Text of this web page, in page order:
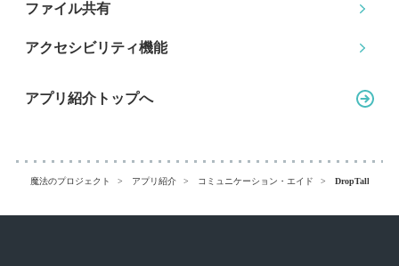
魔法のプロジェクト アプリ紹介 コミュニケーション・エイド DropTalk
ファイル共有
アクセシビリティ機能
アプリ紹介トップへ